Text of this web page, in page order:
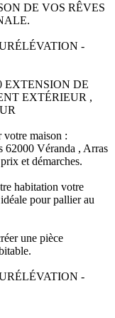
DE VOS RÊVES
-
EXTENSION DE
EXTÉRIEUR ,
votre maison :
62000 Véranda , Arras
et démarches.
habitation votre
pour pallier au
une pièce
-